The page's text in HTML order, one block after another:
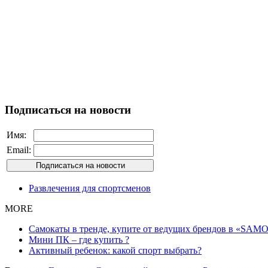
Подписаться на новости
Имя:
Email:
Развлечения для спортсменов
MORE
Самокаты в тренде, купите от ведущих брендов в
Мини ПК – где купить ?
Активный ребенок: какой спорт выбрать?